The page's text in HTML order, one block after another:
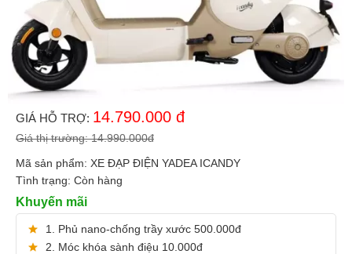
GIÁ HỖ TRỢ: 14.790.000 đ
Giá thị trường:14.990.000đ
Mã sản phẩm: XE ĐẠP ĐIỆN YADEA ICANDY
Tình trạng: Còn hàng
Khuyến mãi
1. Phủ nano-chống trầy xước 500.000đ
2. Móc khóa sành điệu 10.000đ